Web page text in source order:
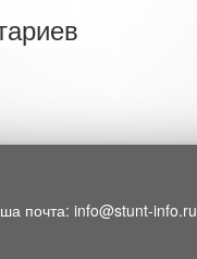
почта: info@stunt-info.ru